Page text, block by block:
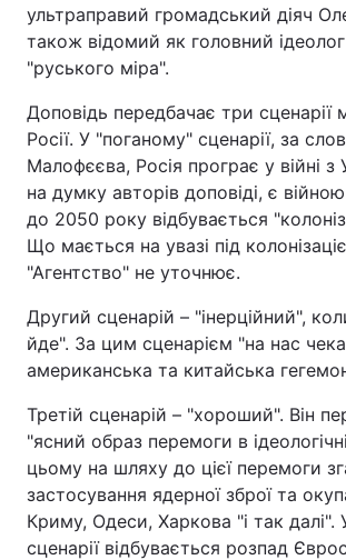
ультраправий громадський діяч
також відомий як головний ідеолог
"руського міра".
Доповідь передбачає три сценарії
Росії. У "поганому" сценарії, за
Малофєєва, Росія програє у війні з
на думку авторів доповіді, є
до 2050 року відбувається
Що мається на увазі під
"Агентство" не уточнює.
Другий сценарій – "інерційний",
йде". За цим сценарієм "на нас
американська та китайська
Третій сценарій – "хороший". Він
"ясний образ перемоги в
цьому на шляху до цієї перемоги
застосування ядерної зброї та
Криму, Одеси, Харкова "і так
сценарії відбувається розпад